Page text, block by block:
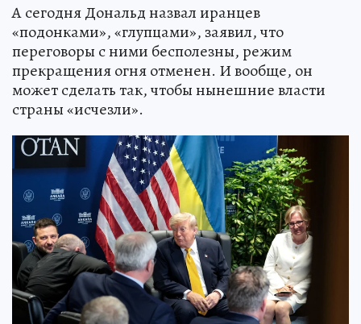
А сегодня Дональд назвал иранцев
«подонками», «глупцами», заявил, что
переговоры с ними бесполезны, режим
прекращения огня отменен. И вообще, он
может сделать так, чтобы нынешние власти
страны «исчезли».